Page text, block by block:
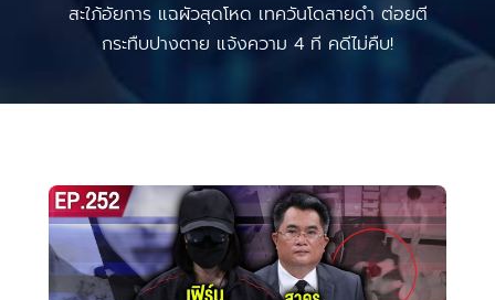
สะใภ้อัยการ แฉผัวสุดโหด เทควันโดสายดํา ต่อยตี
กระทืบปางตาย แจ้งความ 4 ที คดีไม่คืบ!